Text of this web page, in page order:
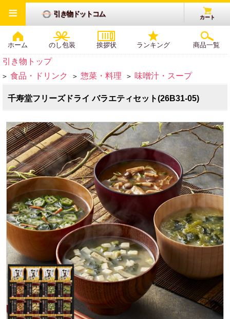
引き物ドットコム カート
ホーム のし包装 挨拶状 ランキング 商品一覧
≡
引き物トップ
> 食品・ドリンク > 惣菜・料理 > 味噌汁・スープ
千寿堂フリーズドライ バラエティセット(26B31-05)